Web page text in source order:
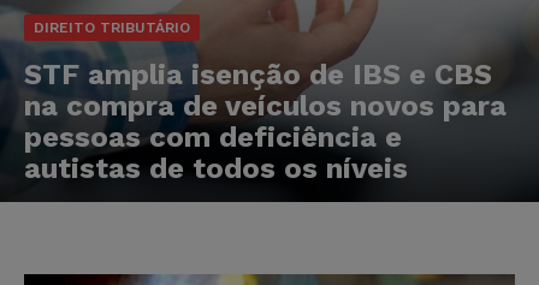
DIREITO TRIBUTÁRIO
STF amplia isenção de IBS e CBS
na compra de veículos novos para
pessoas com deficiência e
autistas de todos os níveis